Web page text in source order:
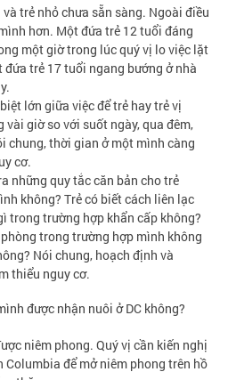
trẻ nhỏ chưa sẵn sàng. Ngoài điều
hơn. Một đứa trẻ 12 tuổi đáng
một giờ trong lúc quý vị lo việc lặt
đứa trẻ 17 tuổi ngang bướng ở nhà
lớn giữa việc để trẻ hay trẻ vị
giờ so với suốt ngày, qua đêm,
chung, thời gian ở một mình càng
cơ.
những quy tắc căn bản cho trẻ
không? Trẻ có biết cách liên lạc
trong trường hợp khẩn cấp không?
trong trường hợp mình không
Nói chung, hoạch định và
thiểu nguy cơ.
được nhận nuôi ở DC không?
niêm phong. Quý vị cần kiến nghị
Columbia để mở niêm phong trên hồ